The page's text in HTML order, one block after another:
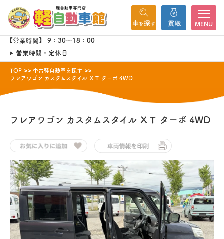
MENU
【営業時間】 9：30～18：00
営業時間・定休日
TOP
中古軽自動車を探す
フレアワゴン カスタムスタイル ＸＴ ターボ 4WD
フレアワゴン カスタムスタイル ＸＴ ターボ 4WD